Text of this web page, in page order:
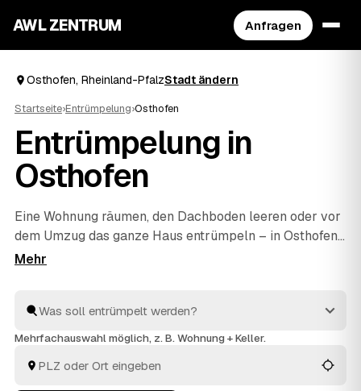
AWL ZENTRUM Anfragen
Osthofen, Rheinland-PfalzStadt ändern
Startseite›Entrümpelung›Osthofen
Entrümpelung in
Osthofen
Eine Wohnung räumen, den Dachboden leeren oder vor
dem Umzug das ganze Haus entrümpeln – in Osthofen
müssen Sie sich dafür nicht selbst auf die Suche nach
geprüften Anbietern aus der Umgebung. Egal ob kleiner
Auftrag oder kompletteHaushaltsauflösung
entsorgt.
Mehrfachauswahl möglich, z. B. Wohnung + Keller.